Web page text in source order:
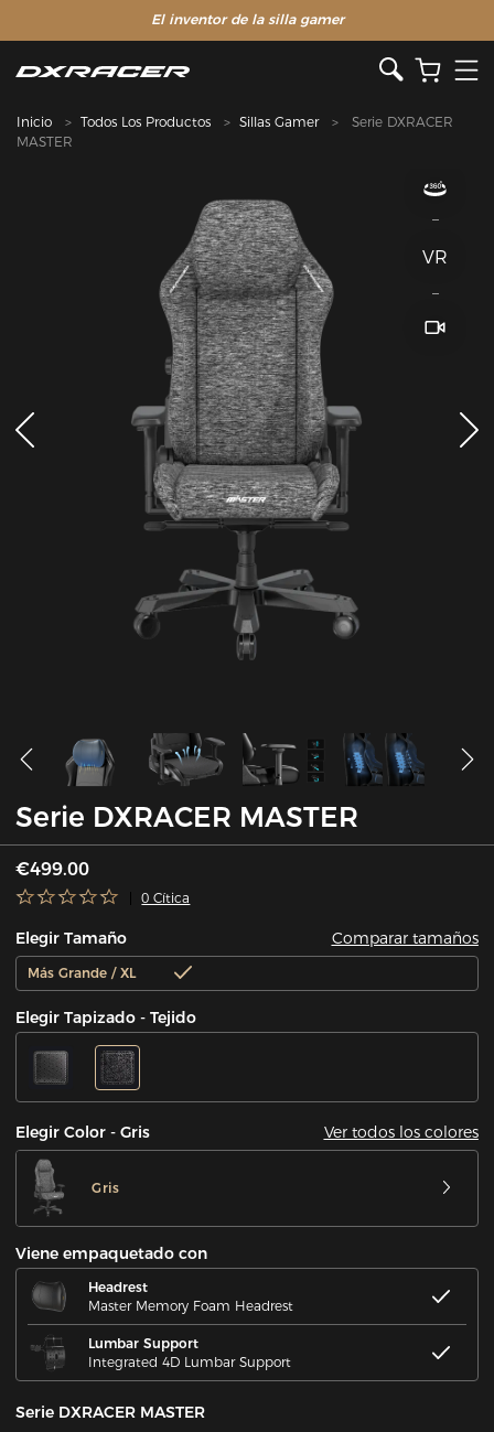
El inventor de la silla gamer
Inicio Todos Los Productos Sillas Gamer
Serie DXRACER
MASTER
VR
Serie DXRACER MASTER
€499.00
0 Cítica
Elegir Tamaño Comparar tamaños
Más Grande / XL
Elegir Tapizado - Tejido
Elegir Color - Gris Ver todos los colores
Gris
Viene empaquetado con
Headrest
Master Memory Foam Headrest
Lumbar Support
Integrated 4D Lumbar Support
Serie DXRACER MASTER